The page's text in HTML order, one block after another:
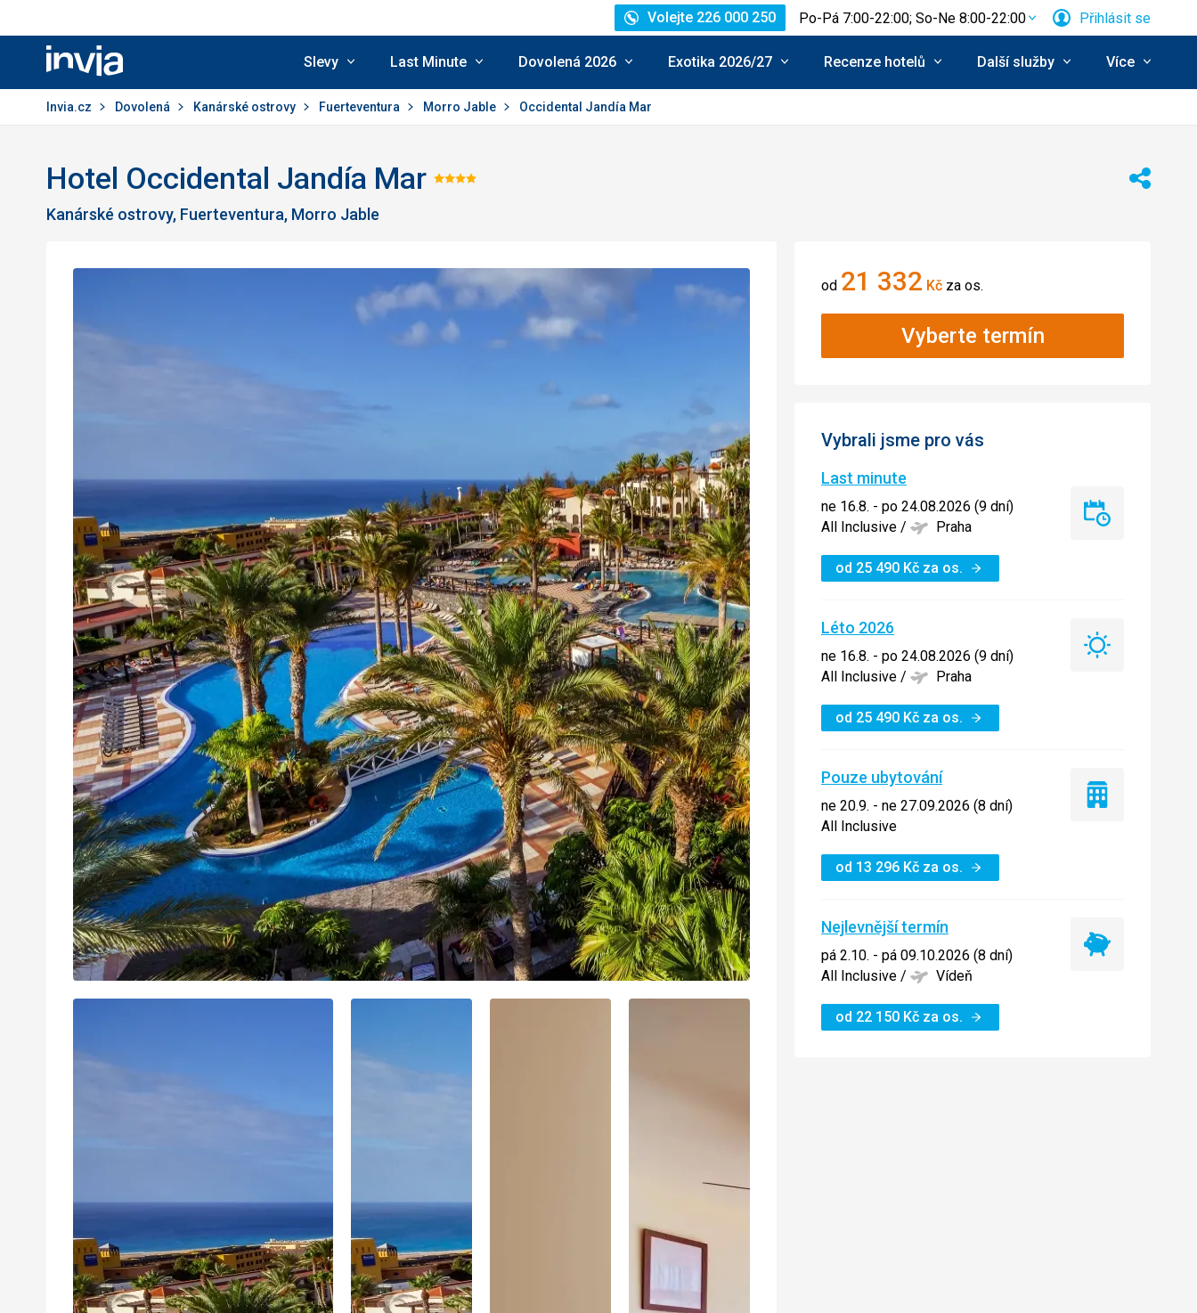
Invia.cz
Volejte 226 000 250 Po-Pá 7:00-22:00; So-Ne 8:00-22:00 Přihlásit se
Slevy Last Minute Dovolená 2026 Exotika 2026/27 Recenze hotelů Další služby Více
Invia.cz Dovolená Kanárské ostrovy Fuerteventura Morro Jable Occidental Jandía Mar
Hotel Occidental Jandía Mar Hodnocení:
Kanárské ostrovy, Fuerteventura, Morro Jable
Sdílet
od 21 332 Kč za os.
Vyberte termín
Vybrali jsme pro vás
Last minute
ne 16.8. - po 24.08.2026 (9 dní)
All Inclusive / Praha
od 25 490 Kč za os.
Last
Léto 2026
ne 16.8. - po 24.08.2026 (9 dní)
All Inclusive / Praha
od 25 490 Kč za os.
Léto
Pouze ubytování
ne 20.9. - ne 27.09.2026 (8 dní)
All Inclusive
od 13 296 Kč za os.
Pouze
Nejlevnější termín
pá 2.10. - pá 09.10.2026 (8 dní)
All Inclusive / Vídeň
od 22 150 Kč za os.
Nejlevnější